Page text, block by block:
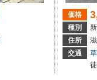
価格
種別
住所
交通